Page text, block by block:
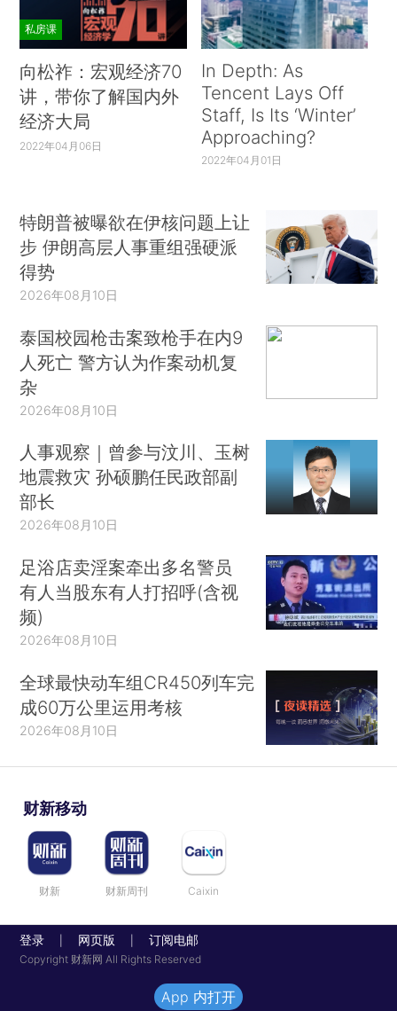
私房课
向松祚：宏观经济70
讲，带你了解国内外
经济大局
2022年04月06日
In Depth: As
Tencent Lays Off
Staff, Is Its ‘Winter’
Approaching?
2022年04月01日
特朗普被曝欲在伊核问题上让
步 伊朗高层人事重组强硬派
得势
2026年08月10日
泰国校园枪击案致枪手在内9
人死亡 警方认为作案动机复
杂
2026年08月10日
人事观察｜曾参与汶川、玉树
地震救灾 孙硕鹏任民政部副
部长
2026年08月10日
足浴店卖淫案牵出多名警员
有人当股东有人打招呼(含视
频)
2026年08月10日
全球最快动车组CR450列车完
成60万公里运用考核
2026年08月10日
财新移动
财新 财新周刊 Caixin
登录 网页版 订阅电邮
Copyright 财新网 All Rights Reserved
App 内打开